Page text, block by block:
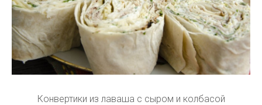
Конвертики из лаваша с сыром и колбасой